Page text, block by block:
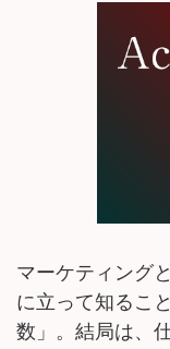
マーケティング
に立って知るこ
数」。結局は、